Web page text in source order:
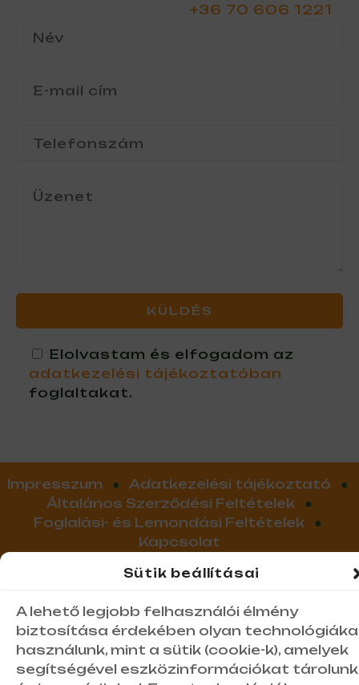
Sütik beállításai
A lehető legjobb felhasználói élmény
biztosítása érdekében olyan
használunk, mint a sütik (cookie-k), amelyek
segítségével eszközinformációkat tárolunk
+36 70 606 1221
Elolvastam és elfogadom az
adatkezelési tájékoztatóban
foglaltakat.
Impresszum ● Adatkezelési tájékoztató
●
Általános Szerződési Feltételek
●
Foglalási- és Lemondási Feltételek
●
Kapcsolat